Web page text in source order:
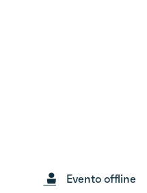
Evento offline